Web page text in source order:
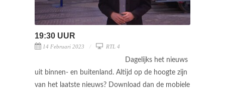
19:30 UUR
14 Februari 2023 RTL 4
Dagelijks het nieuws
uit binnen- en buitenland. Altijd op de hoogte zijn
van het laatste nieuws? Download dan de mobiele